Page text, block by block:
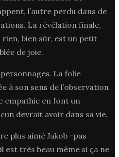
l’autre perdu dans de
La révélation finale,
bien sûr, est un petit
de joie.
personnages. La folie
à son sens de l’observation
empathie en font un
devrait avoir dans sa vie.
plus aimé Jakob -pas
est très beau même si ça ne